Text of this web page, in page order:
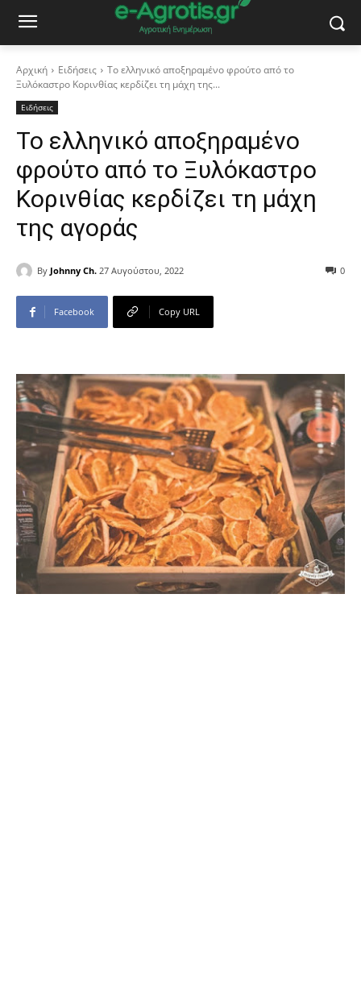
Αρχική Ειδήσεις
Το ελληνικό αποξηραμένο φρούτο από το
Ξυλόκαστρο Κορινθίας κερδίζει τη μάχη της...
Ειδήσεις
Το ελληνικό αποξηραμένο
φρούτο από το Ξυλόκαστρο
Κορινθίας κερδίζει τη μάχη
της αγοράς
By Johnny Ch. 27 Αυγούστου, 2022 0
Facebook Copy URL